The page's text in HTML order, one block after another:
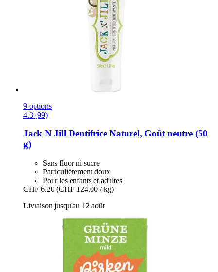
9 options
4.3 (99)
Jack N Jill Dentifrice Naturel, Goût neutre (50
g)
Sans fluor ni sucre
Particulièrement doux
Pour les enfants et adultes
CHF 6.20 (CHF 124.00 / kg)
Livraison jusqu'au 12 août